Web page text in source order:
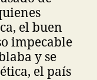
el buen
impecable
y se
el país